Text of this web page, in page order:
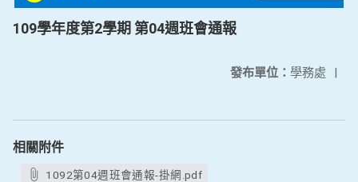
109學年度第2學期 第04週班會通報
發布單位： 學務處 |
相關附件
1092第04週班會通報-掛網.pdf